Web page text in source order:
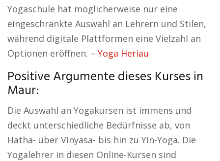
Yogaschule hat möglicherweise nur eine
eingeschränkte Auswahl an Lehrern und Stilen,
während digitale Plattformen eine Vielzahl an
Optionen eröffnen. – Yoga Heriau
Positive Argumente dieses Kurses in
Maur:
Die Auswahl an Yogakursen ist immens und
deckt unterschiedliche Bedürfnisse ab, von
Hatha- über Vinyasa- bis hin zu Yin-Yoga. Die
Yogalehrer in diesen Online-Kursen sind